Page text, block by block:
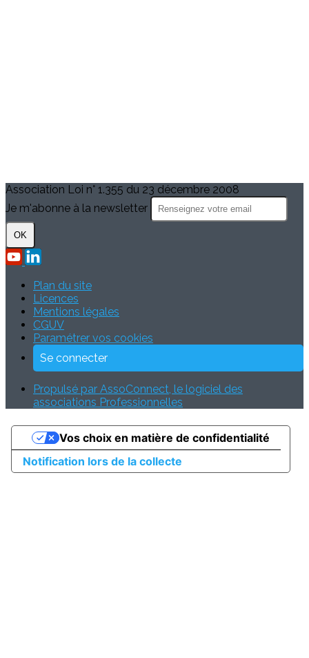
Association Loi n° 1.355 du 23 décembre 2008
Je m'abonne à la newsletter
OK
Plan du site
Licences
Mentions légales
CGUV
Paramétrer vos cookies
Se connecter
Propulsé par AssoConnect, le logiciel des
associations Professionnelles
Notification lors de la collecte
Vos choix en matière de confidentialité